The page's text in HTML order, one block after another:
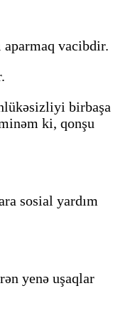
vacibdir.
birbaşa
ki, qonşu
sosial yardım
yenə uşaqlar